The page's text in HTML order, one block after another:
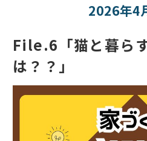
2026年4
File.6「猫と暮ら
は？？」